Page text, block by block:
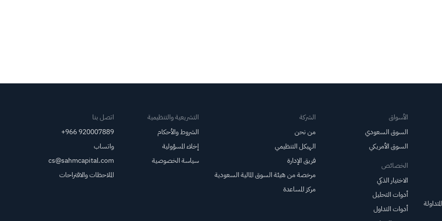
الأسواق
السوق السعودي
السوق الأمريكي
الخصائص
الاختيار الذكي
أدوات التحليل
أدوات التداول
الشركة
من نحن
الهيكل التنظيمي
فريق الإدارة
مرخصة من هيئة السوق المالية السعودية
مركز المساعدة
التشريعية والتنظيمية
الشروط والأحكام
إخلاء المسؤولية
سياسة الخصوصية
اتصل بنا
+966 920007889
واتساب
cs@sahmcapital.com
الملاحظات والاقتراحات